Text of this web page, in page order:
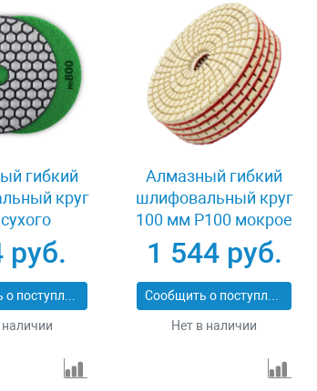
гибкий
круг
100 мм
29868-800
руб.
Сообщить о поступлении
наличии
Алмазный гибкий
шлифовальный круг
100 мм P100 мокрое
шлифование 5 шт
Matrix 73508
1 544 руб.
Сообщить о поступлении
Нет в наличии